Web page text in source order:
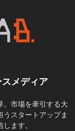
メディア
。市場を牽引する大
スタートアップま
ます。